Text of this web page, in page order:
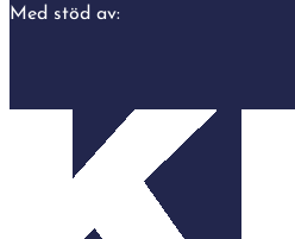
Med stöd av: